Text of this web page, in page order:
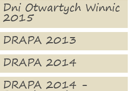
Dni Otwartych Winnic
2015
DRAPA 2013
DRAPA 2014
DRAPA 2014 -